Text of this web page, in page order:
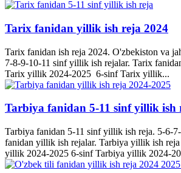
Tarix fanidan yillik ish reja 2024
Tarix fanidan ish reja 2024. O'zbekiston va
7-8-9-10-11 sinf yillik ish rejalar. Tarix
Tarix yillik 2024-2025 6-sinf Tarix yillik...
Tarbiya fanidan 5-11 sinf yillik ish
Tarbiya fanidan 5-11 sinf yillik ish reja. 5-6-
fanidan yillik ish rejalar. Tarbiya yillik ish
yillik 2024-2025 6-sinf Tarbiya yillik 2024-